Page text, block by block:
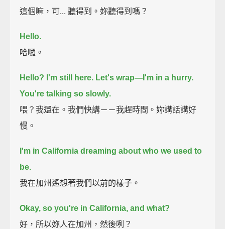
這個嘛，可... 聽得到。妳聽得到嗎？
Hello.
哈囉。
Hello? I'm still here. Let's wrap—I'm in a hurry.
You're talking so slowly.
喂？我還在。我們快講－－我趕時間。妳講話講好
慢。
I'm in California dreaming about who we used to
be.
我在加州遙想著我們以前的樣子。
Okay, so you're in California, and what?
好，所以妳人在加州，然後咧？